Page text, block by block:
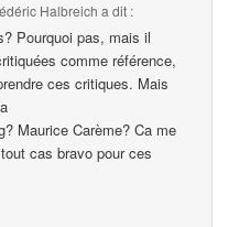
Halbreich a dit :
Pourquoi pas, mais il
comme référence,
ces critiques. Mais
Maurice Carème? Ca me
cas bravo pour ces